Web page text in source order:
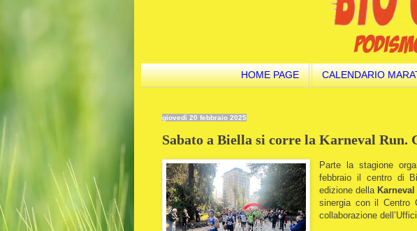
HOME PAGE CALENDARIO
giovedì 20 febbraio 2025
Sabato a Biella si corre la Karneval
Parte la stagione
febbraio il centro di
edizione della
sinergia con il Centro
collaborazione